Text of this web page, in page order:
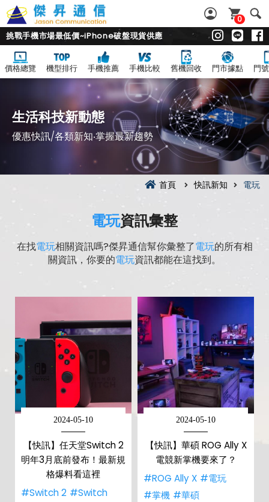
0
挑戰手機市場最低價~iPhone破盤現貨供應
價格總覽 機型排行 手機推薦 手機比較 舊機回收 門市據點 門
生活科技新動態
優惠快訊/各類新知‧掌握最新趨勢
首頁 快訊新知 電玩
電玩資訊彙整
在找電玩相關資訊嗎?傑昇通信幫你彙整了電玩的所有相
關資訊，你要的電玩資訊都能在這找到。
2024-05-10
【快訊】任天堂Switch 2
明年3月底前發布！最新規
格爆料看這裡
#Switch 2 #Switch
2024-05-10
【快訊】華碩 ROG Ally X
電競新掌機要來了？
#ROG Ally X #電玩
#掌機 #華碩